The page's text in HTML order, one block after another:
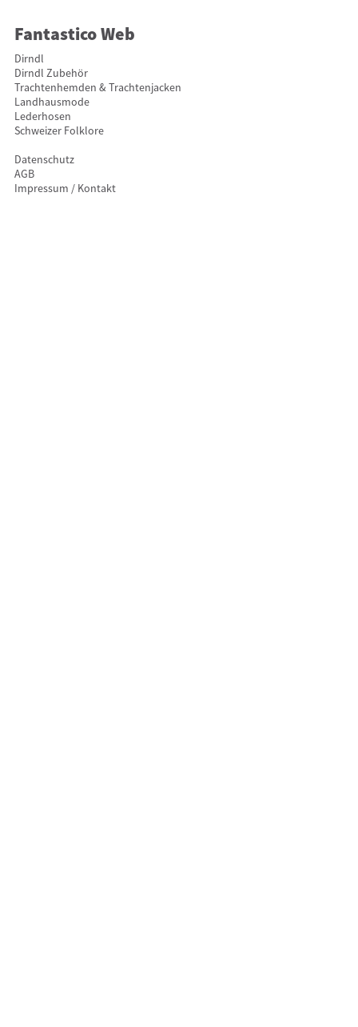
Fantastico Web
Dirndl
Dirndl Zubehör
Trachtenhemden & Trachtenjacken
Landhausmode
Lederhosen
Schweizer Folklore
Datenschutz
AGB
Impressum / Kontakt